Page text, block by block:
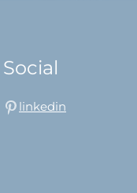
Social
linkedin